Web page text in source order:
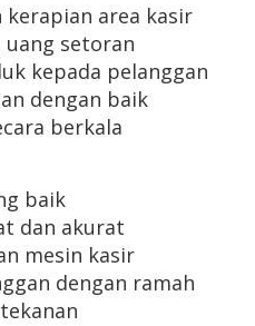
area kasir
setoran
kepada pelanggan
dengan baik
berkala
baik
dan akurat
mesin kasir
dengan ramah